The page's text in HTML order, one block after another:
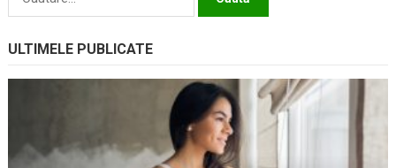
ULTIMELE PUBLICATE